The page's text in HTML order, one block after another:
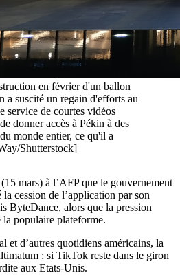
en février d'un ballon
a suscité un regain d'efforts au
service de courtes vidéos
donner accès à Pékin à des
monde entier, ce qu'il a
Shutterstock]
mars) à l’AFP que le gouvernement
cession de l’application par son
ByteDance, alors que la pression
populaire plateforme.
et d’autres quotidiens américains, la
: si TikTok reste dans le giron
aux Etats-Unis.